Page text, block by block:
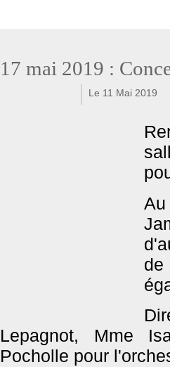
17 mai 2019 :
Le 11 Mai 2019
Lepagnot, Mme
Pocholle pour